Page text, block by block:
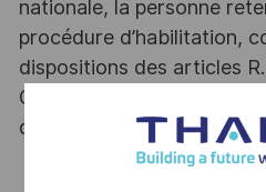
nationale, la personne
procédure d’habilitation,
dispositions des articles
Code de la défense et de
du 09 août 2021.